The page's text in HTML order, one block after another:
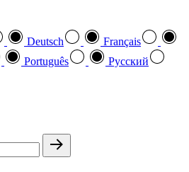
Deutsch
Français
Português
Pусский